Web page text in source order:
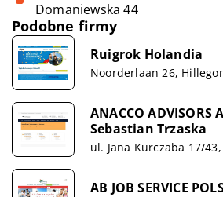
Domaniewska 44
Podobne firmy
Ruigrok Holandia
Noorderlaan 26,
ANACCO ADVISORS
Sebastian Trzaska
ul. Jana Kurczaba 17/
AB JOB SERVICE